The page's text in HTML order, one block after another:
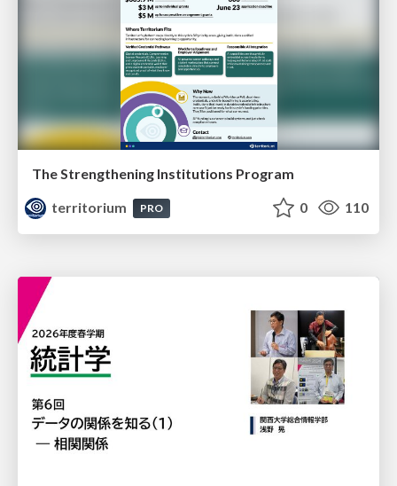
The Strengthening Institutions Program
territorium
PRO 0 110